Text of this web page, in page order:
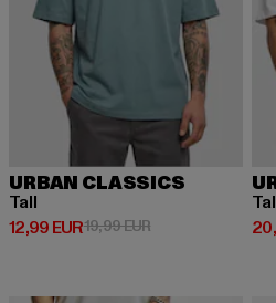
URBAN CLASSICS
Tall
12,99 EUR
Derzeitiger Preis: 12,99 EUR
19,99 EURAktionspreis: